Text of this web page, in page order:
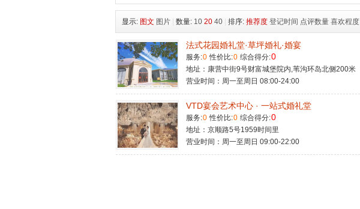
显示: 图文 图片 数量: 10 20 40 排序: 推荐度 登记时间 点评数量 喜欢程度
法式花园婚礼堂·草坪婚礼·婚宴
服务:0 性价比:0 综合得分:0
地址：康营中街9号财富城堡院内,苇沟环岛北侧200米
营业时间：周一至周日 08:00-24:00
VTD宴会艺术中心 · 一站式婚礼堂
服务:0 性价比:0 综合得分:0
地址：京顺路5号1959时间里
营业时间：周一至周日 09:00-22:00